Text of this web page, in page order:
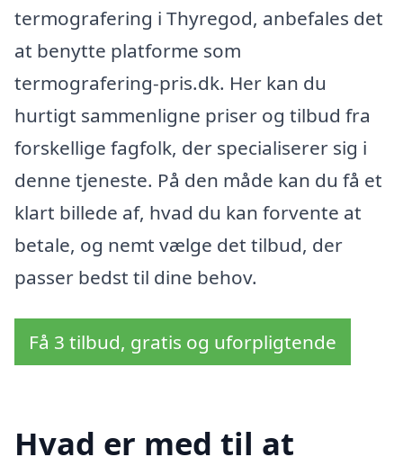
termografering i Thyregod, anbefales det
at benytte platforme som
termografering-pris.dk. Her kan du
hurtigt sammenligne priser og tilbud fra
forskellige fagfolk, der specialiserer sig i
denne tjeneste. På den måde kan du få et
klart billede af, hvad du kan forvente at
betale, og nemt vælge det tilbud, der
passer bedst til dine behov.
Få 3 tilbud, gratis og uforpligtende
Hvad er med til at